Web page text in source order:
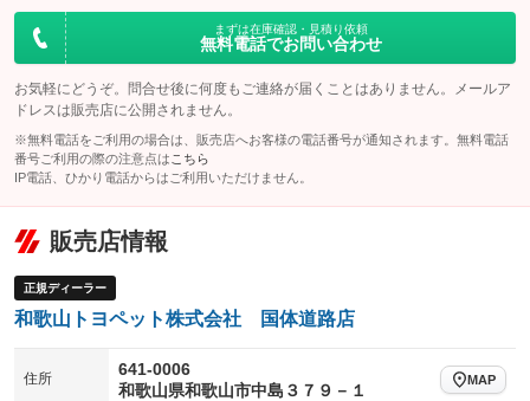
まずは在庫確認・見積り依頼
無料電話でお問い合わせ
お気軽にどうぞ。問合せ後に何度もご連絡が届くことはありません。メールア
ドレスは販売店に公開されません。
※無料電話をご利用の場合は、販売店へお客様の電話番号が通知されます。無料電話
番号ご利用の際の注意点は こちら
IP電話、ひかり電話からはご利用いただけません。
販売店情報
正規ディーラー
和歌山トヨペット株式会社 国体道路店
住所
641-0006
和歌山県和歌山市中島３７９－１
MAP